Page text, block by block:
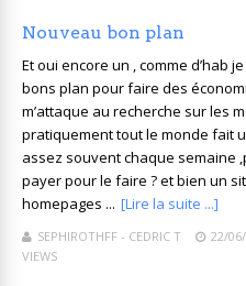
Nouveau bon plan
Et oui encore un , comme d’hab
bons plan pour faire des
m’attaque au recherche sur les
pratiquement tout le monde fait
assez souvent chaque semaine
payer pour le faire ? et bien un
homepages ... [Lire la suite ...]
SEPHIROTHFF - CEDRIC T 22/
VIEWS